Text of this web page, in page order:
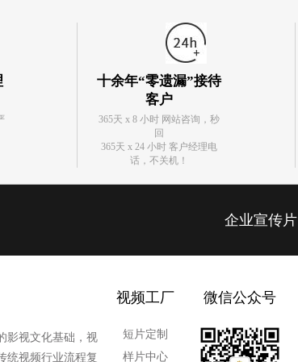
十余年“零遗漏”接待
客户
365天 x 8 小时 网站咨询，秒
回
365天 x 24 小时 客户经理电
话，不关机！
企业宣传片
影视文化基础，视
统视频行业流程复
视频工厂
短片定制
样片中心
微信公众号